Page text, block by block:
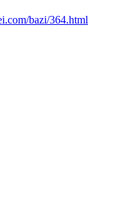
bazi/364.html